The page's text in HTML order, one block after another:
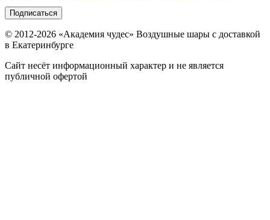
Подписаться
© 2012-2026 «Академия чудес» Воздушные шары с доставкой
в Екатеринбурге
Сайт несёт информационный характер и не является
публичной офертой